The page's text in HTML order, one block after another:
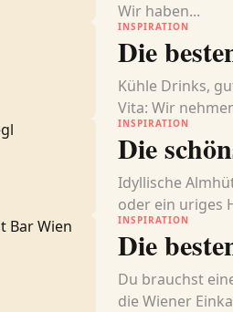
Wir haben...
INSPIRATION
Die
Kühle Drinks,
Vita: Wir
INSPIRATION
Die
Idyllische
oder ein uriges
INSPIRATION
Die
Du brauchst
die Wiener